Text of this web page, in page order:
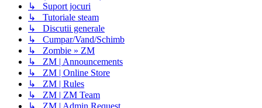
↳ Suport jocuri
↳ Tutoriale steam
↳ Discutii generale
↳ Cumpar/Vand/Schimb
↳ Zombie » ZM
↳ ZM | Announcements
↳ ZM | Online Store
↳ ZM | Rules
↳ ZM | ZM Team
↳ ZM | Admin Request